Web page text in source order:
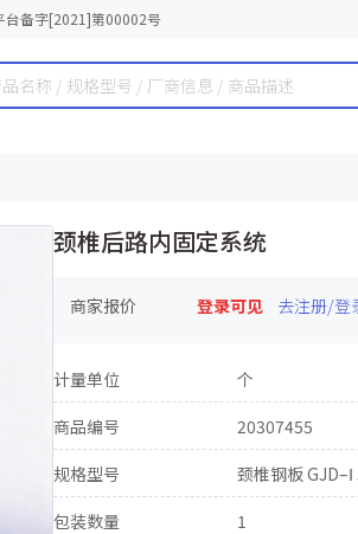
台备字[2021]第00002号
颈椎后路内固定系统
商家报价 登录可见 去注册/登
计量单位 个
商品编号
20307455
规格型号
包装数量
1